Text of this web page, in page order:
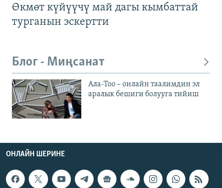
Өкмөт күйүүчү май дагы кымбаттай
турганын эскертти
Блог - Миңсанат
Ала-Тоо – онлайн таалимдин эл
аралык бешиги болууга тийиш
ОНЛАЙН ШЕРИНЕ